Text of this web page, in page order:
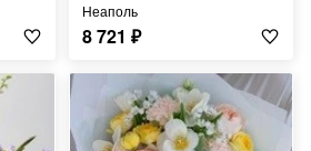
Неаполь
8 721 ₽